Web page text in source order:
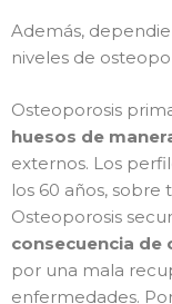
Además,
niveles de
Osteoporosis
huesos de
externos. Los
los 60 años, sobre
Osteoporosis
consecuencia
por una mala
enfermedades.